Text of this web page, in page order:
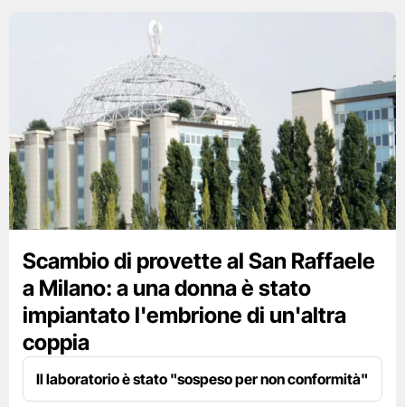
Scambio di provette al San Raffaele
a Milano: a una donna è stato
impiantato l'embrione di un'altra
coppia
Il laboratorio è stato "sospeso per non conformità"